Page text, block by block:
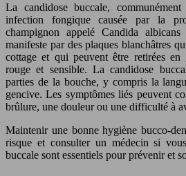
La candidose buccale,
infection fongique causée par la
champignon appelé Candida
manifeste par des plaques blanchâtres
cottage et qui peuvent être retirées en
rouge et sensible. La candidose
parties de la bouche, y compris la
gencive. Les symptômes liés peuvent
brûlure, une douleur ou une difficulté à
Maintenir une bonne hygiène bucco-
risque et consulter un médecin si
buccale sont essentiels pour prévenir et